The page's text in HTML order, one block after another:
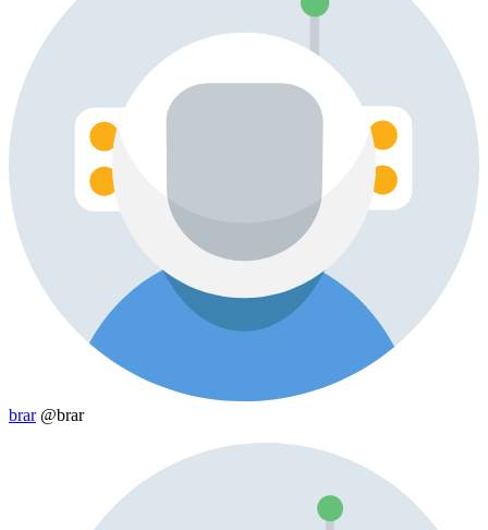
brar @brar